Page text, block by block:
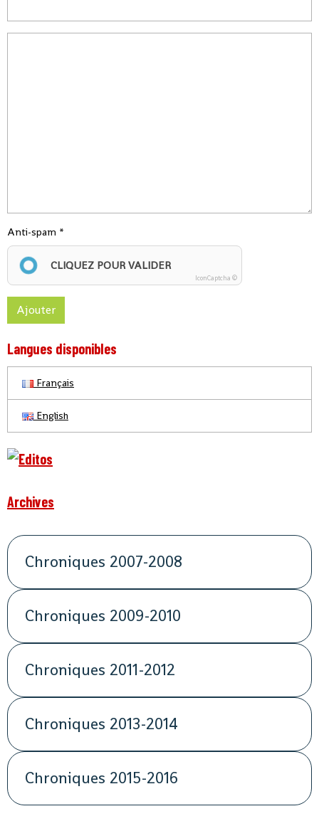
Anti-spam
CLIQUEZ POUR VALIDER
IconCaptcha ©
Ajouter
Langues disponibles
Français
English
Archives
Chroniques 2007-2008
Chroniques 2009-2010
Chroniques 2011-2012
Chroniques 2013-2014
Chroniques 2015-2016